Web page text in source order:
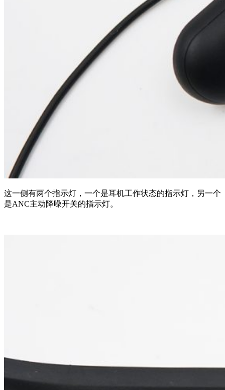
这一侧有两个指示灯，一个是耳机工作状态的指示灯，另一个
是ANC主动降噪开关的指示灯。